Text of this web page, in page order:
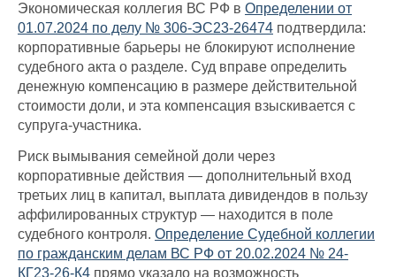
Экономическая коллегия ВС РФ в Определении от
01.07.2024 по делу № 306-ЭС23-26474 подтвердила:
корпоративные барьеры не блокируют исполнение
судебного акта о разделе. Суд вправе определить
денежную компенсацию в размере действительной
стоимости доли, и эта компенсация взыскивается с
супруга-участника.
Риск вымывания семейной доли через
корпоративные действия — дополнительный вход
третьих лиц в капитал, выплата дивидендов в пользу
аффилированных структур — находится в поле
судебного контроля. Определение Судебной коллегии
по гражданским делам ВС РФ от 20.02.2024 № 24-
КГ23-26-К4 прямо указало на возможность